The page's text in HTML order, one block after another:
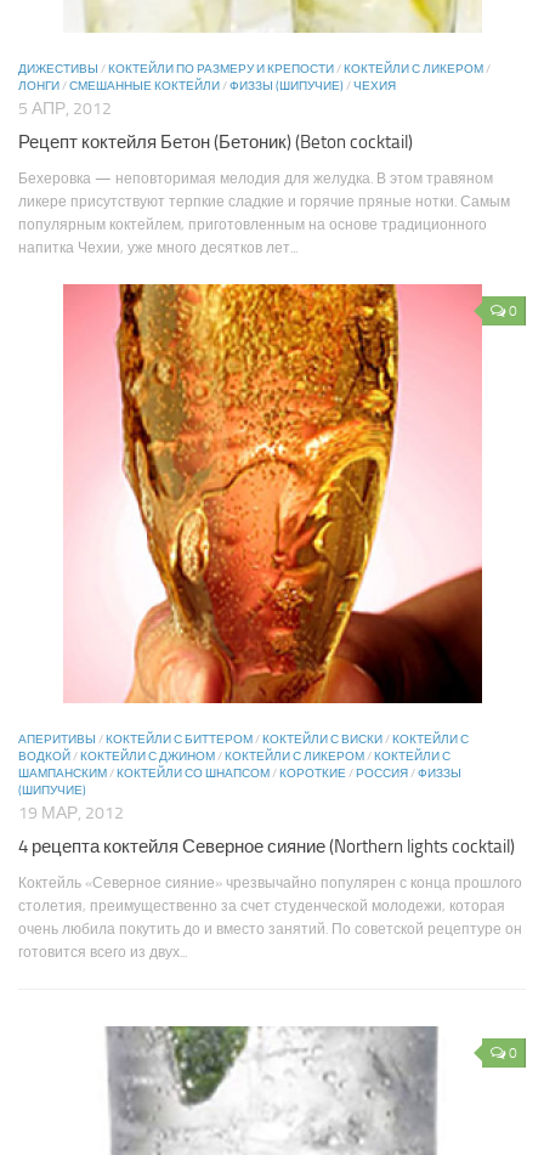
ДИЖЕСТИВЫ /КОКТЕЙЛИ ПО РАЗМЕРУ И КРЕПОСТИ/КОКТЕЙЛИ С ЛИКЕРОМ/
ЛОНГИ/СМЕШАННЫЕ КОКТЕЙЛИ/ФИЗЗЫ (ШИПУЧИЕ) /ЧЕХИЯ
5 АПР, 2012
Рецепт коктейля Бетон (Бетоник) (Beton cocktail)
Бехеровка — неповторимая мелодия для желудка. В этом травяном
ликере присутствуют терпкие сладкие и горячие пряные нотки. Самым
популярным коктейлем, приготовленным на основе традиционного
напитка Чехии, уже много десятков лет...
0
АПЕРИТИВЫ /КОКТЕЙЛИ С БИТТЕРОМ/КОКТЕЙЛИ С ВИСКИ/КОКТЕЙЛИ С
ВОДКОЙ/КОКТЕЙЛИ С ДЖИНОМ/КОКТЕЙЛИ С ЛИКЕРОМ/КОКТЕЙЛИ С
ШАМПАНСКИМ/КОКТЕЙЛИ СО ШНАПСОМ/КОРОТКИЕ/РОССИЯ/ФИЗЗЫ
(ШИПУЧИЕ)
19 МАР, 2012
4 рецепта коктейля Северное сияние (Northern lights cocktail)
Коктейль «Северное сияние» чрезвычайно популярен с конца прошлого
столетия, преимущественно за счет студенческой молодежи, которая
очень любила покутить до и вместо занятий. По советской рецептуре он
готовится всего из двух...
0